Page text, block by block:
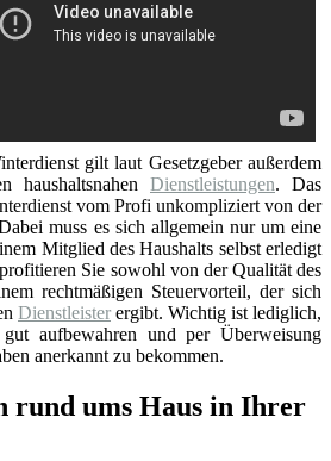
gilt laut Gesetzgeber außerdem
haushaltsnahen Dienstleistungen. Das
vom Profi unkompliziert von der
muss es sich allgemein nur um eine
Mitglied des Haushalts selbst erledigt
Sie sowohl von der Qualität des
rechtmäßigen Steuervorteil, der sich
Dienstleister ergibt. Wichtig ist lediglich,
aufbewahren und per Überweisung
anerkannt zu bekommen.
rund ums Haus in Ihrer